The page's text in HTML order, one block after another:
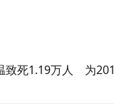
土耳其
我们送